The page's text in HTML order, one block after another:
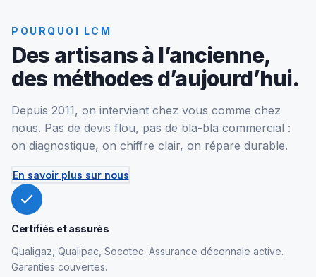
POURQUOI LCM
Des artisans à l’ancienne,
des méthodes d’aujourd’hui.
Depuis 2011, on intervient chez vous comme chez
nous. Pas de devis flou, pas de bla-bla commercial :
on diagnostique, on chiffre clair, on répare durable.
En savoir plus sur nous
Certifiés et assurés
Qualigaz, Qualipac, Socotec. Assurance décennale active.
Garanties couvertes.